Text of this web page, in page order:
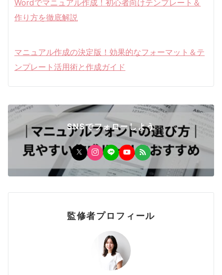
Wordでマニュアル作成！初心者向けテンプレート＆
作り方を徹底解説
マニュアル作成の決定版！効果的なフォーマット＆テ
ンプレート活用術と作成ガイド
SNSでフォローしよう
監修者プロフィール